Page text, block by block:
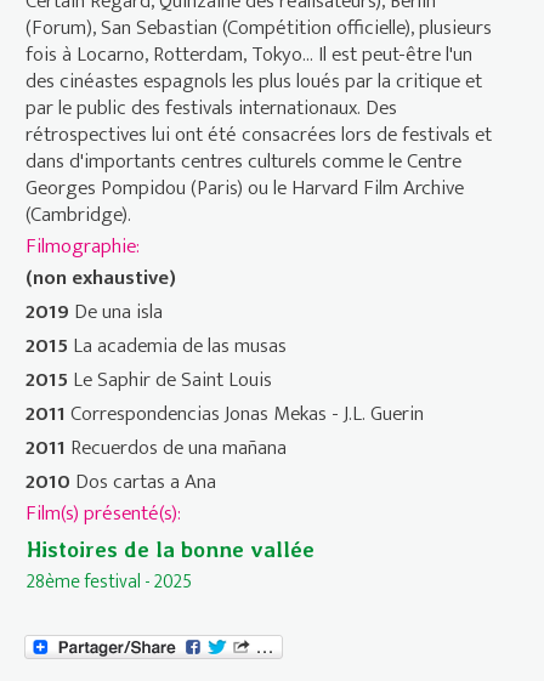
(Forum), San Sebastian (Compétition officielle), plusieurs
fois à Locarno, Rotterdam, Tokyo... Il est peut-être l'un
des cinéastes espagnols les plus loués par la critique et
par le public des festivals internationaux. Des
rétrospectives lui ont été consacrées lors de festivals et
dans d'importants centres culturels comme le Centre
Georges Pompidou (Paris) ou le Harvard Film Archive
(Cambridge).
Filmographie:
(non exhaustive)
2019 De una isla
2015 La academia de las musas
2015 Le Saphir de Saint Louis
2011 Correspondencias Jonas Mekas - J.L. Guerin
2011 Recuerdos de una mañana
2010 Dos cartas a Ana
Film(s) présenté(s):
Histoires de la bonne vallée
28ème festival - 2025